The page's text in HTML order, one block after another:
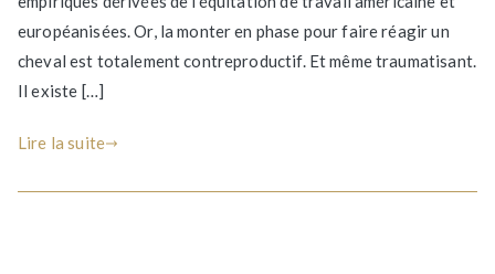
quand
ton
!
européanisées. Or, la monter en phase pour faire réagir un
cheval est totalement contreproductif. Et même traumatisant.
Il existe […]
Lire la suite